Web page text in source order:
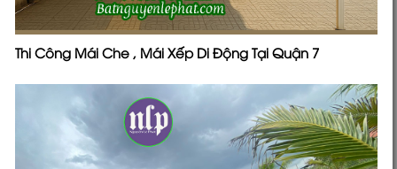
Thi Công Mái Che , Mái Xếp Di Động Tại Quận 7